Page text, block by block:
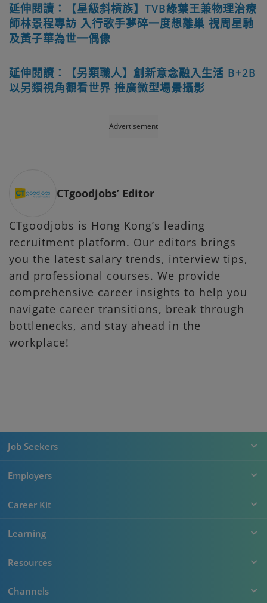
延伸閱讀：【星級斜槓族】TVB綠葉王兼物理治療
師林景程專訪 入行歌手夢碎一度想離巢 視周星馳
及黃子華為世一偶像
延伸閱讀：【另類職人】創新意念融入生活 B+2B
以另類視角觀看世界 推廣微型場景攝影
Advertisement
CTgoodjobs’ Editor
CTgoodjobs is Hong Kong’s leading
recruitment platform. Our editors brings
you the latest salary trends, interview tips,
and professional courses. We provide
comprehensive career insights to help you
navigate career transitions, break through
bottlenecks, and stay ahead in the
workplace!
Job Seekers
Employers
Career Kit
Learning
Resources
Channels